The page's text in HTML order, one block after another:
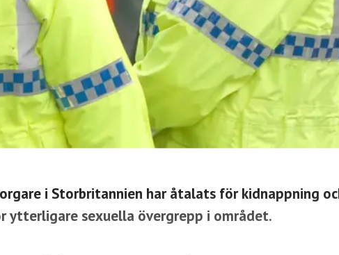
i Storbritannien har åtalats för kidnappning
ytterligare sexuella övergrepp i området.